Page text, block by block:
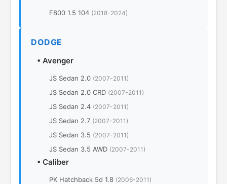
F800 1.5 104 (2018-2024)
DODGE
• Avenger
JS Sedan 2.0 (2007-2011)
JS Sedan 2.0 CRD (2007-2011)
JS Sedan 2.4 (2007-2011)
JS Sedan 2.7 (2007-2011)
JS Sedan 3.5 (2007-2011)
JS Sedan 3.5 AWD (2007-2011)
• Caliber
PK Hatchback 5d 1.8 (2006-2011)